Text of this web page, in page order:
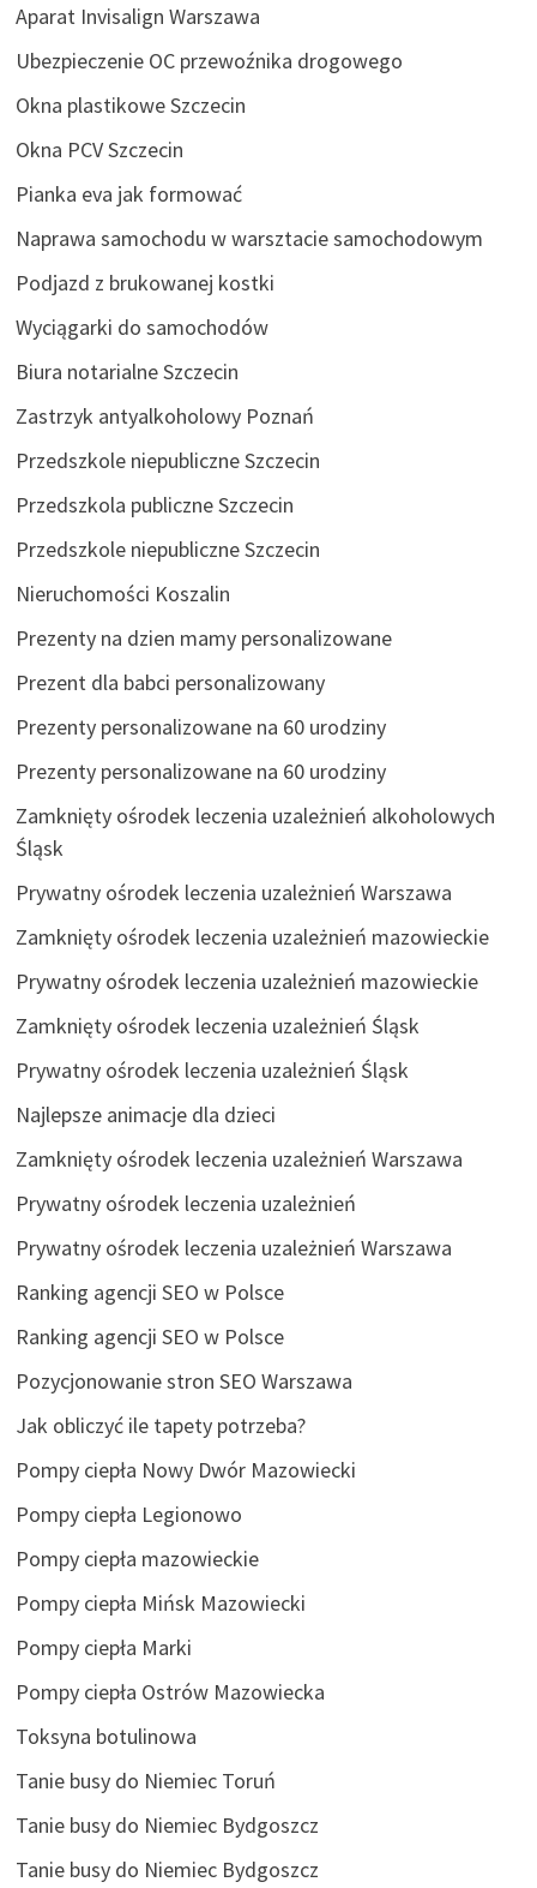
Aparat Invisalign Warszawa
Ubezpieczenie OC przewoźnika drogowego
Okna plastikowe Szczecin
Okna PCV Szczecin
Pianka eva jak formować
Naprawa samochodu w warsztacie samochodowym
Podjazd z brukowanej kostki
Wyciągarki do samochodów
Biura notarialne Szczecin
Zastrzyk antyalkoholowy Poznań
Przedszkole niepubliczne Szczecin
Przedszkola publiczne Szczecin
Przedszkole niepubliczne Szczecin
Nieruchomości Koszalin
Prezenty na dzien mamy personalizowane
Prezent dla babci personalizowany
Prezenty personalizowane na 60 urodziny
Prezenty personalizowane na 60 urodziny
Zamknięty ośrodek leczenia uzależnień alkoholowych
Śląsk
Prywatny ośrodek leczenia uzależnień Warszawa
Zamknięty ośrodek leczenia uzależnień mazowieckie
Prywatny ośrodek leczenia uzależnień mazowieckie
Zamknięty ośrodek leczenia uzależnień Śląsk
Prywatny ośrodek leczenia uzależnień Śląsk
Najlepsze animacje dla dzieci
Zamknięty ośrodek leczenia uzależnień Warszawa
Prywatny ośrodek leczenia uzależnień
Prywatny ośrodek leczenia uzależnień Warszawa
Ranking agencji SEO w Polsce
Ranking agencji SEO w Polsce
Pozycjonowanie stron SEO Warszawa
Jak obliczyć ile tapety potrzeba?
Pompy ciepła Nowy Dwór Mazowiecki
Pompy ciepła Legionowo
Pompy ciepła mazowieckie
Pompy ciepła Mińsk Mazowiecki
Pompy ciepła Marki
Pompy ciepła Ostrów Mazowiecka
Toksyna botulinowa
Tanie busy do Niemiec Toruń
Tanie busy do Niemiec Bydgoszcz
Tanie busy do Niemiec Bydgoszcz